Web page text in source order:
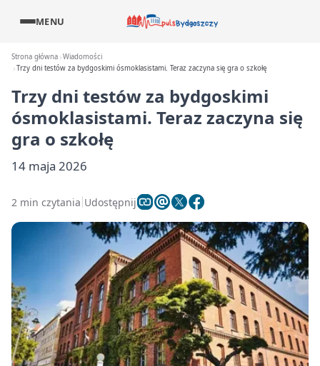
MENU
Strona główna Wiadomości
Trzy dni testów za bydgoskimi ósmoklasistami. Teraz zaczyna się gra o szkołę
Trzy dni testów za bydgoskimi
ósmoklasistami. Teraz zaczyna się
gra o szkołę
14 maja 2026
2 min czytania Udostępnij